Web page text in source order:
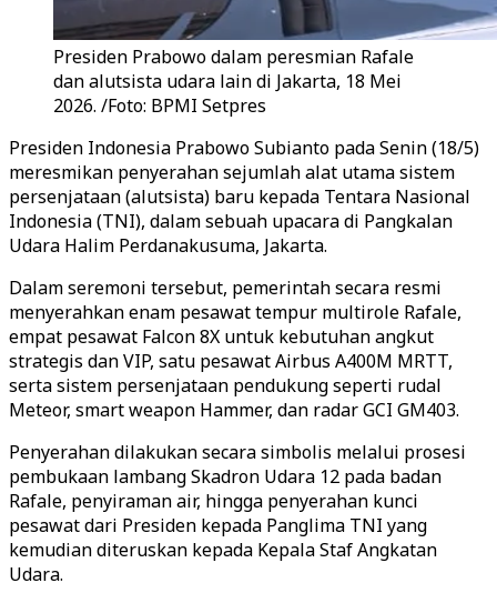
Presiden Prabowo dalam peresmian Rafale
dan alutsista udara lain di Jakarta, 18 Mei
2026. /Foto: BPMI Setpres
Presiden Indonesia Prabowo Subianto pada Senin (18/5)
meresmikan penyerahan sejumlah alat utama sistem
persenjataan (alutsista) baru kepada Tentara Nasional
Indonesia (TNI), dalam sebuah upacara di Pangkalan
Udara Halim Perdanakusuma, Jakarta.
Dalam seremoni tersebut, pemerintah secara resmi
menyerahkan enam pesawat tempur multirole Rafale,
empat pesawat Falcon 8X untuk kebutuhan angkut
strategis dan VIP, satu pesawat Airbus A400M MRTT,
serta sistem persenjataan pendukung seperti rudal
Meteor, smart weapon Hammer, dan radar GCI GM403.
Penyerahan dilakukan secara simbolis melalui prosesi
pembukaan lambang Skadron Udara 12 pada badan
Rafale, penyiraman air, hingga penyerahan kunci
pesawat dari Presiden kepada Panglima TNI yang
kemudian diteruskan kepada Kepala Staf Angkatan
Udara.